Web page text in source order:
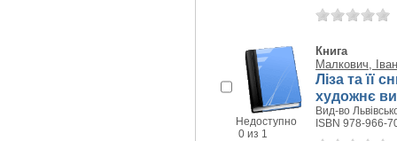
Недоступно
0 из 1
Книга
Малкович, Іван
Ліза та її
художнє
Вид-во
ISBN 978-966-